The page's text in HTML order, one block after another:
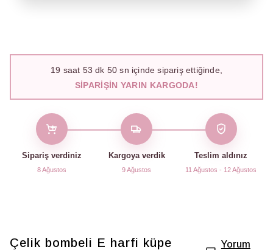
19 saat 53 dk 49 sn içinde sipariş ettiğinde,
SIPARIŞIN YARIN KARGODA!
Sipariş verdiniz
8 Ağustos
Kargoya verdik
9 Ağustos
Teslim aldınız
11 Ağustos - 12 Ağustos
Çelik bombeli E harfi küpe
Yorum